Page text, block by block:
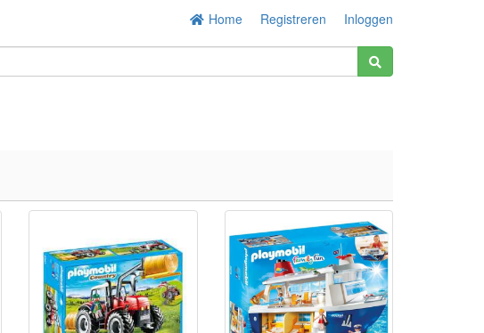
Home Registreren Inloggen